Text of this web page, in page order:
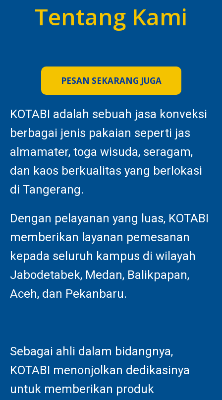
Tentang Kami
PESAN SEKARANG JUGA
KOTABI adalah sebuah jasa konveksi
berbagai jenis pakaian seperti jas
almamater, toga wisuda, seragam,
dan kaos berkualitas yang berlokasi
di Tangerang.
Dengan pelayanan yang luas, KOTABI
memberikan layanan pemesanan
kepada seluruh kampus di wilayah
Jabodetabek, Medan, Balikpapan,
Aceh, dan Pekanbaru.
Sebagai ahli dalam bidangnya,
KOTABI menonjolkan dedikasinya
untuk memberikan produk